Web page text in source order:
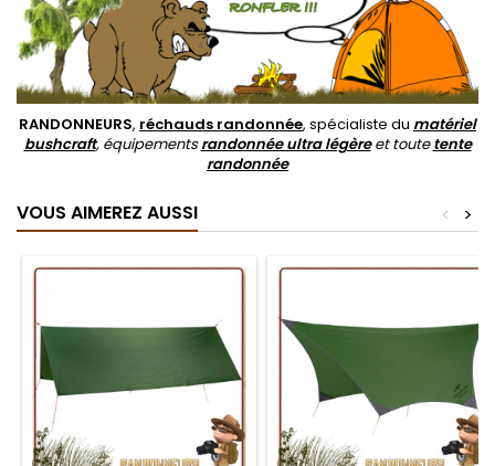
RANDONNEURS, réchauds randonnée, spécialiste du matériel
bushcraft, équipementsrandonnée ultra légèreet toutetente
randonnée
VOUS AIMEREZ AUSSI >
<